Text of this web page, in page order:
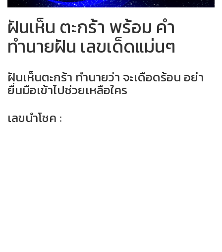
ฝันเห็น ตะกร้า พร้อม คำ
ทำนายฝัน เลขเด็ดแม่นๆ
ฝันเห็นตะกร้า ทำนายว่า จะเดือดร้อน อย่า
ยื่นมือเข้าไปช่วยเหลือใคร
เลขนำโชค :